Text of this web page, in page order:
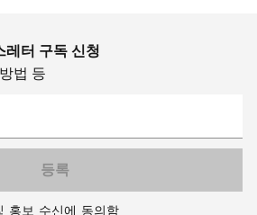
레터 구독 신청
법 등
홍보 수신에 동의함